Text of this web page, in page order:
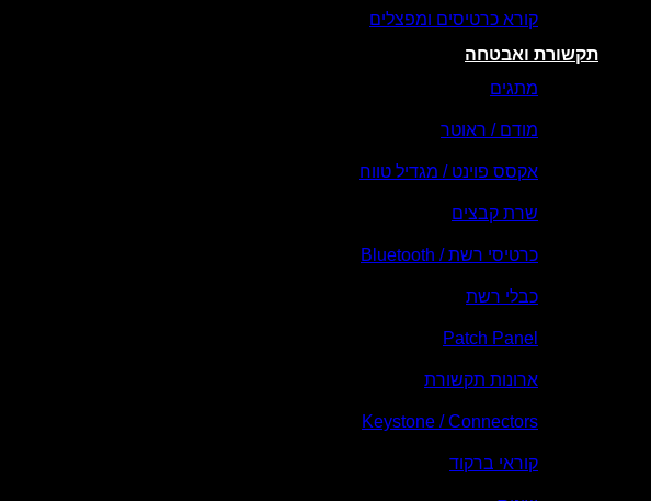
קורא כרטיסים ומפצלים
תקשורת ואבטחה
מתגים
מודם / ראוטר
אקסס פוינט / מגדיל טווח
שרת קבצים
כרטיסי רשת / Bluetooth
כבלי רשת
Patch Panel
ארונות תקשורת
Keystone / Connectors
קוראי ברקוד